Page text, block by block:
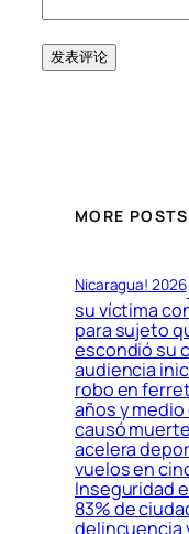
MORE POSTS
Nicaragua! 2026
su víctima
para sujeto
escondió su
audiencia
robo en
años y
causó muerte
acelera
vuelos en
Inseguridad
83% de
delincuencia